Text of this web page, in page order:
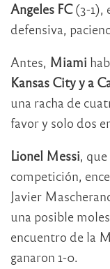
Angeles FC(3-1),
defensiva,
Antes, Miami
Kansas City y a
una racha de
favor y solo dos
Lionel Messi,
competición,
Javier
una posible
encuentro de la
ganaron 1-0.